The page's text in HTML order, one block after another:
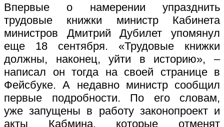
Впервые о намерении упразднить
трудовые книжки министр Кабинета
министров Дмитрий Дубилет упомянул
еще 18 сентября. «Трудовые книжки
должны, наконец, уйти в историю», –
написал он тогда на своей странице в
Фейсбуке. А недавно министр сообщил
первые подробности. По его словам,
уже запущены в работу законопроект и
акты Кабмина, которые отменят